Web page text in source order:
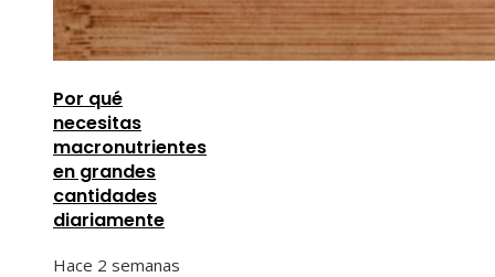
Por qué
necesitas
macronutrientes
en grandes
cantidades
diariamente
Hace 2 semanas